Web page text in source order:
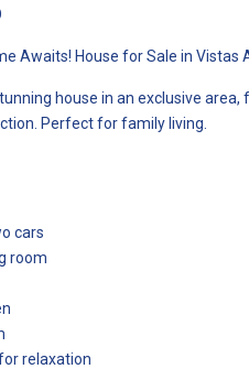
Awaits! House for Sale in Vistas
house in an exclusive
Perfect for family living.
cars
room
relaxation